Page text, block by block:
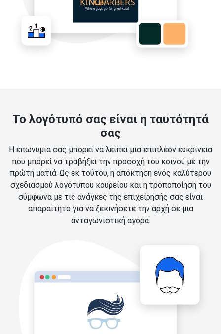
Το λογότυπό σας είναι η ταυτότητά
σας
Η επωνυμία σας μπορεί να λείπει μια επιπλέον ευκρίνεια
που μπορεί να τραβήξει την προσοχή του κοινού με την
πρώτη ματιά. Ως εκ τούτου, η απόκτηση ενός καλύτερου
σχεδιασμού λογότυπου κουρείου και η τροποποίηση του
σύμφωνα με τις ανάγκες της επιχείρησής σας είναι
απαραίτητο για να ξεκινήσετε την αρχή σε μια
ανταγωνιστική αγορά.